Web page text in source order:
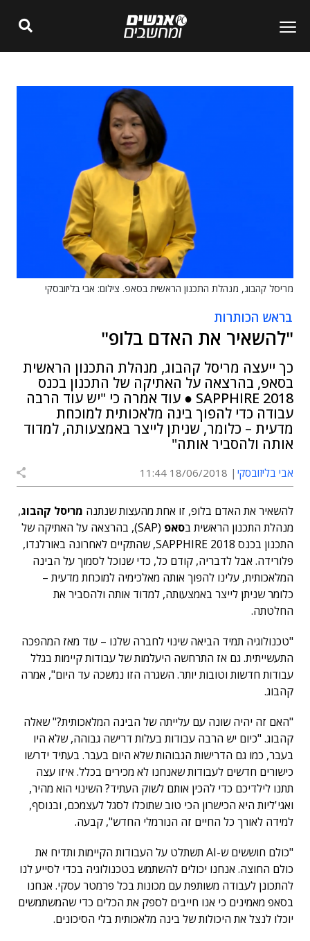
מריסל קהבוג, מנהלת התכנון הראשית בסאפ. צילום: אבי בליזובסקי
בראש הכותרות
"להשאיר את האדם בלופ"
כך ייעצה מריסל קהבוג, מנהלת התכנון הראשית
בסאפ, בהרצאה על האתיקה של התכנון בכנס
2018 SAPPHIRE ● עוד אמרה כי "יש עוד הרבה
עבודה כדי להפוך בינה מלאכותית למוכחת
מדעית – כלומר, שניתן לייצר באמצעותה, למדוד
אותה ולהסביר אותה"
אבי בליזובסקי 18/06/2018 11:44
להשאיר את האדם בלופ, זו אחת מהעצות שנתנה מריסל קהבוג,
מנהלת התכנון הראשית בסאפ
(SAP), בהרצאה על האתיקה של
התכנון בכנס SAPPHIRE 2018, שהתקיים לאחרונה באורלנדו,
פלורידה. אבל לדבריה, קודם כל, כדי שנוכל לסמוך על הבינה
המלאכותית, עלינו להפוך אותה מאלכימיה למוכחת מדעית –
כלומר שניתן לייצר באמצעותה, למדוד אותה ולהסביר את
החלטתה.
"טכנולוגיה תמיד הביאה שינוי לחברה שלנו – עוד מאז המהפכה
התעשייתית. גם אז התרחשה היעלמות של עבודות קיימות בגלל
עבודות חדשות וטובות יותר. השגרה הזו נמשכה עד היום", אמרה
קהבוג.
"האם זה יהיה שונה עם עלייתה של הבינה המלאכותית?" שאלה
קהבוג. "כיום יש הרבה עבודות בעלות דרישה גבוהה, שלא היו
בעבר, כמו גם הדרישות הגבוהות שלא היום בעבר. בעתיד ידרשו
כישורים חדשים לעבודות שאנחנו לא מכירים בכלל. איזו עצה
תתנו לילדיכם כדי להכין אותם לשוק העתיד? השינוי הוא מהיר,
ואגי'ליות היא הכישרון הכי טוב שתוכלו לסגל לעצמכם, ובנוסף,
למידה לאורך כל החיים זה הנורמלי החדש", קבעה.
"כולם חוששים ש-AI תשתלט על העבודות הקיימות ותדיח את
כולם החוצה. אנחנו יכולים להשתמש בטכנולוגיה בכדי לסייע לנו
להתכונן לעבודה משותפת עם מכונות בכל פרמטר עסקי. אנחנו
בסאפ מאמינים כי אנו חייבים לספק את הכלים כדי שהמשתמשים
יוכלו לנצל את היכולות של בינה מלאכותית בלי הסיכונים.